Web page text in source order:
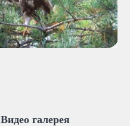
Видео галерея